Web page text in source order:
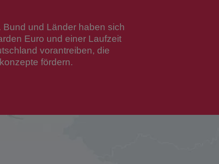
und Länder haben sich
Euro und einer Laufzeit
vorantreiben, die
fördern.